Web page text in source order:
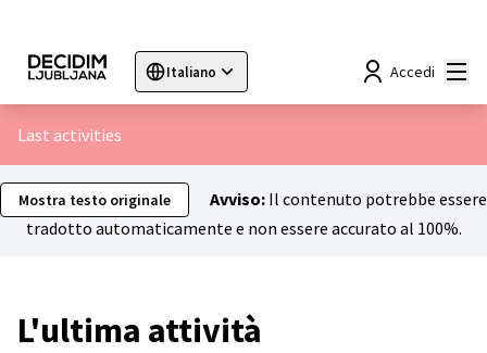
Italiano
Sprache wählen Choisir la langue
Accedi
Last activities
Mostra testo originale Avviso: Il contenuto potrebbe essere
tradotto automaticamente e non essere accurato al 100%.
L'ultima attività